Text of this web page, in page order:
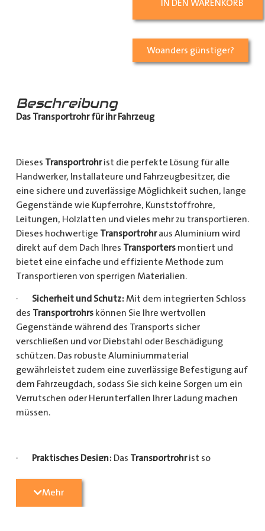
IN DEN WARENKORB
Woanders günstiger?
Beschreibung
Das Transportrohr für ihr Fahrzeug
Dieses Transportrohrist die perfekte Lösung für alle
Handwerker, Installateure und Fahrzeugbesitzer, die
eine sichere und zuverlässige Möglichkeit suchen, lange
Gegenstände wie Kupferrohre, Kunststoffrohre,
Leitungen, Holzlatten und vieles mehr zu transportieren.
Dieses hochwertige Transportrohraus Aluminium wird
direkt auf dem Dach Ihres Transportersmontiert und
bietet eine einfache und effiziente Methode zum
Transportieren von sperrigen Materialien.
· Sicherheit und Schutz: Mit dem integrierten Schloss
des Transportrohrskönnen Sie Ihre wertvollen
Gegenstände während des Transports sicher
verschließen und vor Diebstahl oder Beschädigung
schützen. Das robuste Aluminiummaterial
gewährleistet zudem eine zuverlässige Befestigung auf
dem Fahrzeugdach, sodass Sie sich keine Sorgen um ein
Verrutschen oder Herunterfallen Ihrer Ladung machen
müssen.
· Praktisches Design: Das Transportrohrist so
Gegenständen sicher und einfach transportieren kann
Mehr